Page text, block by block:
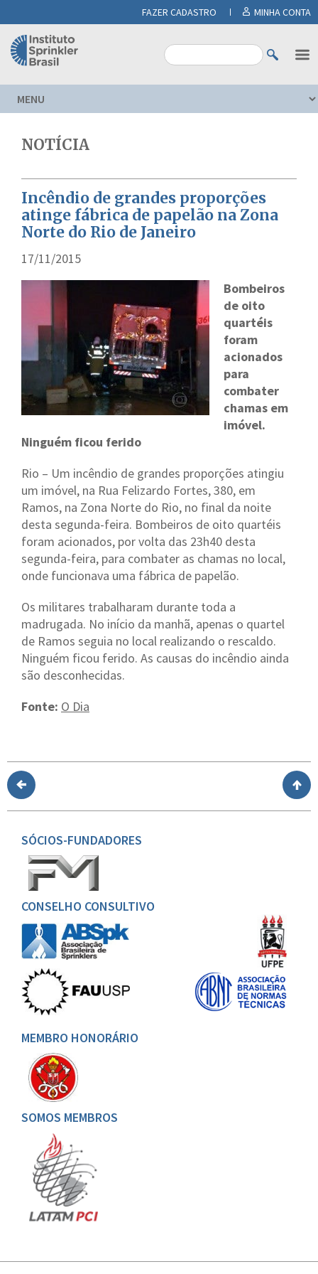
FAZER CADASTRO MINHA CONTA
NOTÍCIA
Incêndio de grandes proporções
atinge fábrica de papelão na Zona
Norte do Rio de Janeiro
17/11/2015
Bombeiros
de oito
quartéis
foram
acionados
para
combater
chamas em
imóvel.
Ninguém ficou ferido
Rio – Um incêndio de grandes proporções atingiu
um imóvel, na Rua Felizardo Fortes, 380, em
Ramos, na Zona Norte do Rio, no final da noite
desta segunda-feira. Bombeiros de oito quartéis
foram acionados, por volta das 23h40 desta
segunda-feira, para combater as chamas no local,
onde funcionava uma fábrica de papelão.
Os militares trabalharam durante toda a
madrugada. No início da manhã, apenas o quartel
de Ramos seguia no local realizando o rescaldo.
Ninguém ficou ferido. As causas do incêndio ainda
são desconhecidas.
Fonte: O Dia
SÓCIOS-FUNDADORES
CONSELHO CONSULTIVO
MEMBRO HONORÁRIO
SOMOS MEMBROS